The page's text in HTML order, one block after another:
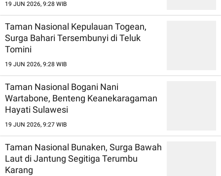
19 JUN 2026, 9:28 WIB
Taman Nasional Kepulauan Togean,
Surga Bahari Tersembunyi di Teluk
Tomini
19 JUN 2026, 9:28 WIB
Taman Nasional Bogani Nani
Wartabone, Benteng Keanekaragaman
Hayati Sulawesi
19 JUN 2026, 9:27 WIB
Taman Nasional Bunaken, Surga Bawah
Laut di Jantung Segitiga Terumbu
Karang